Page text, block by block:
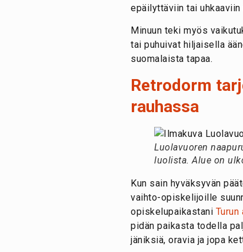
epäilyttäviin tai
Minuun teki myös
tai puhuivat hiljaisella
suomalaista tapaa.
Retrodorm
rauhassa
Luolavuoren
luolista. Alue on
Kun sain hyväksyvän
vaihto-opiskelijoille
opiskelupaikastani Turun
pidän paikasta todella
jäniksiä, oravia ja jopa